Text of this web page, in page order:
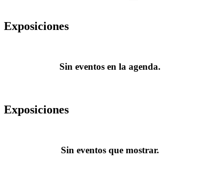
Exposiciones
Sin eventos en la agenda.
Exposiciones
Sin eventos que mostrar.